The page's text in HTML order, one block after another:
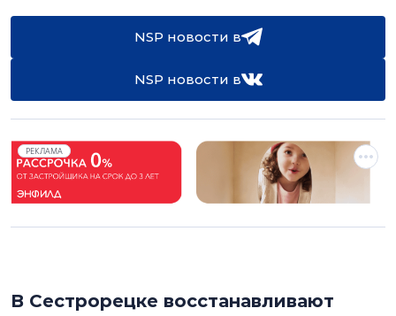
NSP новости в
NSP новости в
РЕКЛАМА
В Сестрорецке восстанавливают